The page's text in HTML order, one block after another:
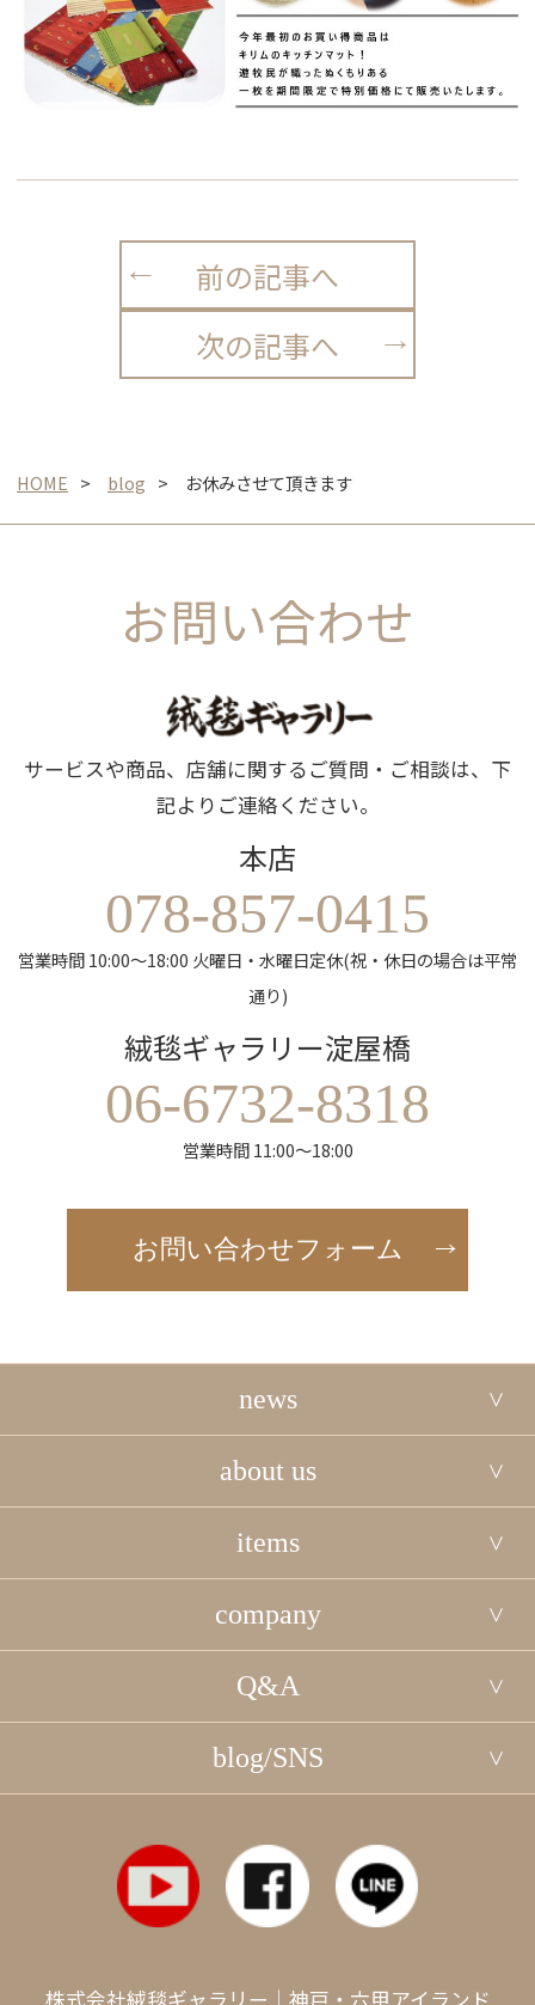
前の記事へ
次の記事へ
HOME blog お休みさせて頂きます
お問い合わせ
サービスや商品、店舗に関するご質問・ご相談は、下
記よりご連絡ください。
本店
078-857-0415
営業時間 10:00～18:00 火曜日・水曜日定休(祝・休日の場合は平常
通り)
絨毯ギャラリー淀屋橋
06-6732-8318
営業時間 11:00～18:00
お問い合わせフォーム
news
about us
items
company
Q&A
blog/SNS